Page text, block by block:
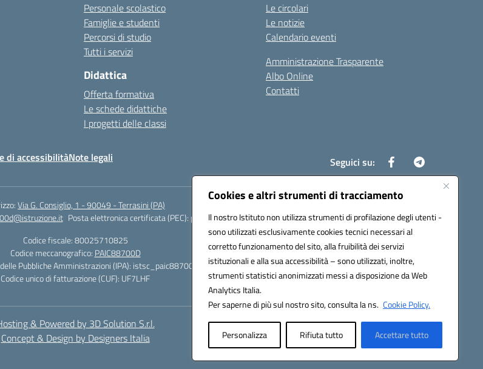
Cookies e altri strumenti di tracciamento
Il nostro Istituto non utilizza strumenti di profilazione degli utenti -
sono utilizzati esclusivamente cookies tecnici necessari al
corretto funzionamento del sito, alla fruibilità dei servizi
istituzionali e alla sua accessibilità – sono utilizzati, inoltre,
strumenti statistici anonimizzati messi a disposizione da Web
Analytics Italia.
Per saperne di più sul nostro sito, consulta la ns. Cookie Policy.
Personalizza Rifiuta tutto Accettare tutto
Personale scolastico
Famiglie e studenti
Percorsi di studio
Tutti i servizi
Didattica
Offerta formativa
Le schede didattiche
I progetti delle classi
Le circolari
Le notizie
Calendario eventi
Amministrazione Trasparente
Albo Online
Contatti
di accessibilitàNote legali Seguici su:
Via G. Consiglio, 1 - 90049 - Terrasini (PA)
Posta elettronica certificata (PEC): paic88700d@pec.istruzione.it
Codice fiscale: 80025710825
Codice meccanografico: PAIC88700D
Pubbliche Amministrazioni (IPA): istsc_paic88700d
Codice unico di fatturazione (CUF): UF7LHF
& Powered by 3D Solution S.r.l.
Concept & Design by Designers Italia